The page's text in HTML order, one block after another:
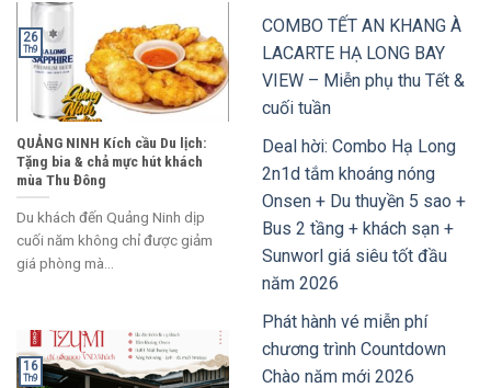
QUẢNG NINH Kích cầu Du lịch:
Tặng bia & chả mực hút khách
mùa Thu Đông
Du khách đến Quảng Ninh dịp
cuối năm không chỉ được giảm
giá phòng mà...
26
Th9
16
Th9
COMBO TẾT AN KHANG À
LACARTE HẠ LONG BAY
VIEW – Miễn phụ thu Tết &
cuối tuần
Deal hời: Combo Hạ Long
2n1d tắm khoáng nóng
Onsen + Du thuyền 5 sao +
Bus 2 tầng + khách sạn +
Sunworl giá siêu tốt đầu
năm 2026
Phát hành vé miễn phí
chương trình Countdown
Chào năm mới 2026